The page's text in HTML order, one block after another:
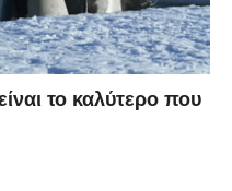
το καλύτερο που